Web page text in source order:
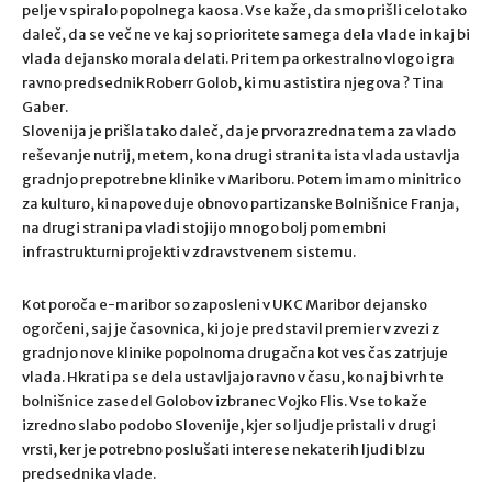
pelje v spiralo popolnega kaosa. Vse kaže, da smo prišli celo tako
daleč, da se več ne ve kaj so prioritete samega dela vlade in kaj bi
vlada dejansko morala delati. Pri tem pa orkestralno vlogo igra
ravno predsednik Roberr Golob, ki mu astistira njegova ? Tina
Gaber.
Slovenija je prišla tako daleč, da je prvorazredna tema za vlado
reševanje nutrij, metem, ko na drugi strani ta ista vlada ustavlja
gradnjo prepotrebne klinike v Mariboru. Potem imamo minitrico
za kulturo, ki napoveduje obnovo partizanske Bolnišnice Franja,
na drugi strani pa vladi stojijo mnogo bolj pomembni
infrastrukturni projekti v zdravstvenem sistemu.
Kot poroča e-maribor so zaposleni v UKC Maribor dejansko
ogorčeni, saj je časovnica, ki jo je predstavil premier v zvezi z
gradnjo nove klinike popolnoma drugačna kot ves čas zatrjuje
vlada. Hkrati pa se dela ustavljajo ravno v času, ko naj bi vrh te
bolnišnice zasedel Golobov izbranec Vojko Flis. Vse to kaže
izredno slabo podobo Slovenije, kjer so ljudje pristali v drugi
vrsti, ker je potrebno poslušati interese nekaterih ljudi blzu
predsednika vlade.